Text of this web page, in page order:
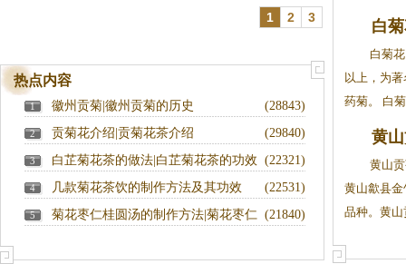
1 2 3
热点内容
1 (28843)
徽州贡菊|徽州贡菊的历史
2 (29840)
贡菊花介绍|贡菊花茶介绍
3 (22321)
白芷菊花茶的做法|白芷菊花茶的功效
4 (22531)
几款菊花茶饮的制作方法及其功效
5 (21840)
菊花枣仁桂圆汤的制作方法|菊花枣仁
白
白菊
以上，为
药菊。 白
黄
黄山
黄山歙县
品种。黄